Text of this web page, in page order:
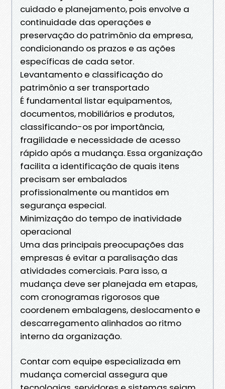
cuidado e planejamento, pois envolve a
continuidade das operações e
preservação do patrimônio da empresa,
condicionando os prazos e as ações
específicas de cada setor.
Levantamento e classificação do
patrimônio a ser transportado
É fundamental listar equipamentos,
documentos, mobiliários e produtos,
classificando-os por importância,
fragilidade e necessidade de acesso
rápido após a mudança. Essa organização
facilita a identificação de quais itens
precisam ser embalados
profissionalmente ou mantidos em
segurança especial.
Minimização do tempo de inatividade
operacional
Uma das principais preocupações das
empresas é evitar a paralisação das
atividades comerciais. Para isso, a
mudança deve ser planejada em etapas,
com cronogramas rigorosos que
coordenem embalagens, deslocamento e
descarregamento alinhados ao ritmo
interno da organização.
Contar com equipe especializada em
mudança comercial assegura que